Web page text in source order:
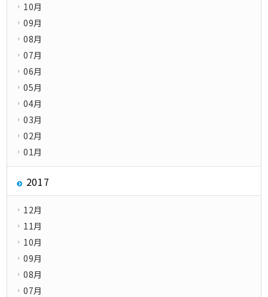
10月
09月
08月
07月
06月
05月
04月
03月
02月
01月
2017
12月
11月
10月
09月
08月
07月